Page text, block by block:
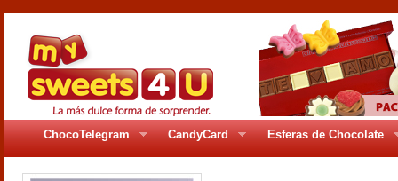
ChocoTelegram CandyCard Esferas de Chocolate